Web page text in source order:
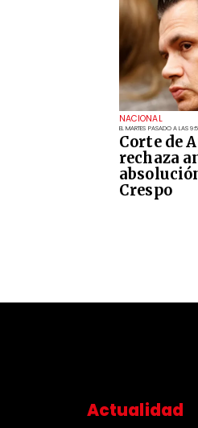
NACIONAL
EL MARTES PASADO A LAS
Corte de
rechaza
Crespo
Actualidad